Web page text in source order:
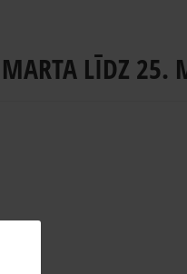
MARTA LĪDZ 25.